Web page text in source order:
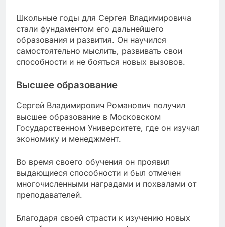
Школьные годы для Сергея Владимировича
стали фундаментом его дальнейшего
образования и развития. Он научился
самостоятельно мыслить, развивать свои
способности и не бояться новых вызовов.
Высшее образование
Сергей Владимирович Романович получил
высшее образование в Московском
Государственном Университете, где он изучал
экономику и менеджмент.
Во время своего обучения он проявил
выдающиеся способности и был отмечен
многочисленными наградами и похвалами от
преподавателей.
Благодаря своей страсти к изучению новых